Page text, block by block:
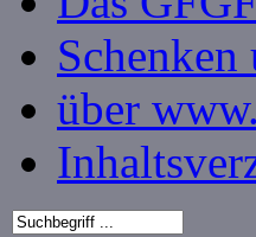
über